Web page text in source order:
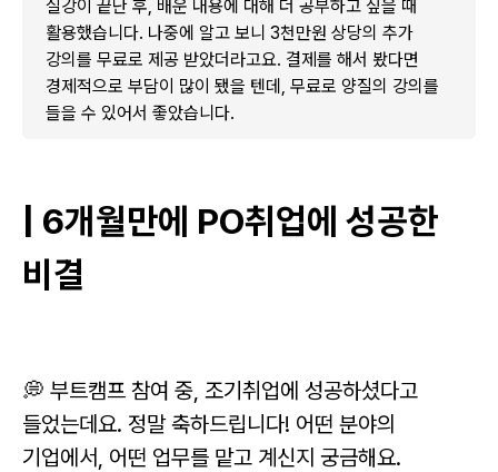
실강이 끝난 후, 배운 내용에 대해 더 공부하고 싶을 때
활용했습니다. 나중에 알고 보니 3천만원 상당의 추가
강의를 무료로 제공 받았더라고요. 결제를 해서 봤다면
경제적으로 부담이 많이 됐을 텐데, 무료로 양질의 강의를
들을 수 있어서 좋았습니다.
| 6개월만에 PO취업에 성공한
비결
💭 부트캠프 참여 중, 조기취업에 성공하셨다고
들었는데요. 정말 축하드립니다! 어떤 분야의
기업에서, 어떤 업무를 맡고 계신지 궁금해요.